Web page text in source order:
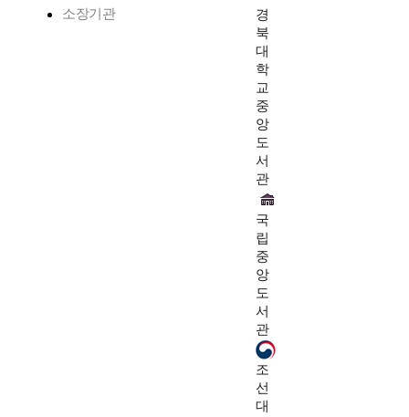
소장기관
경
북
대
학
교
중
앙
도
서
관
국
립
중
앙
도
서
관
조
선
대